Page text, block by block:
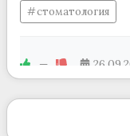
стоматология
—